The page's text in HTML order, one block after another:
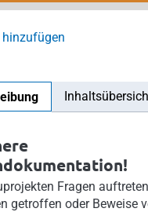
Fragen
getroffen oder Beweise